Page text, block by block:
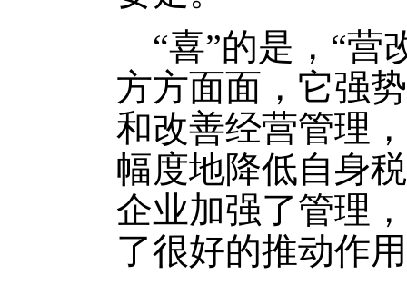
“喜”的是，“营
方方面面，它强
和改善经营管理
幅度地降低自身
企业加强了管理
了很好的推动作